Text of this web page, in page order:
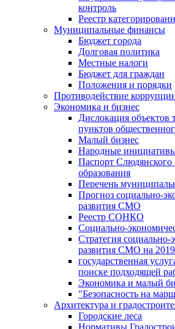
контроль
Реестр
Муниципальные финансы
Бюджет города
Долговая политика
Местные налоги
Бюджет для граждан
Положения и порядки
Противодействие
Экономика и бизнес
Дислокация объектов
пунктов
Малый бизнес
Народные
Паспорт
образования
Перечень
Прогноз социально-
развития СМО
Реестр СОНКО
Социально-
Стратегия социально-
развития СМО на
государственная
поиске подходящей
Экономика и малый
"Безопасность на
Архитектура и
Городские леса